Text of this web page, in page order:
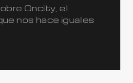
Oncity, el
nos hace iguales